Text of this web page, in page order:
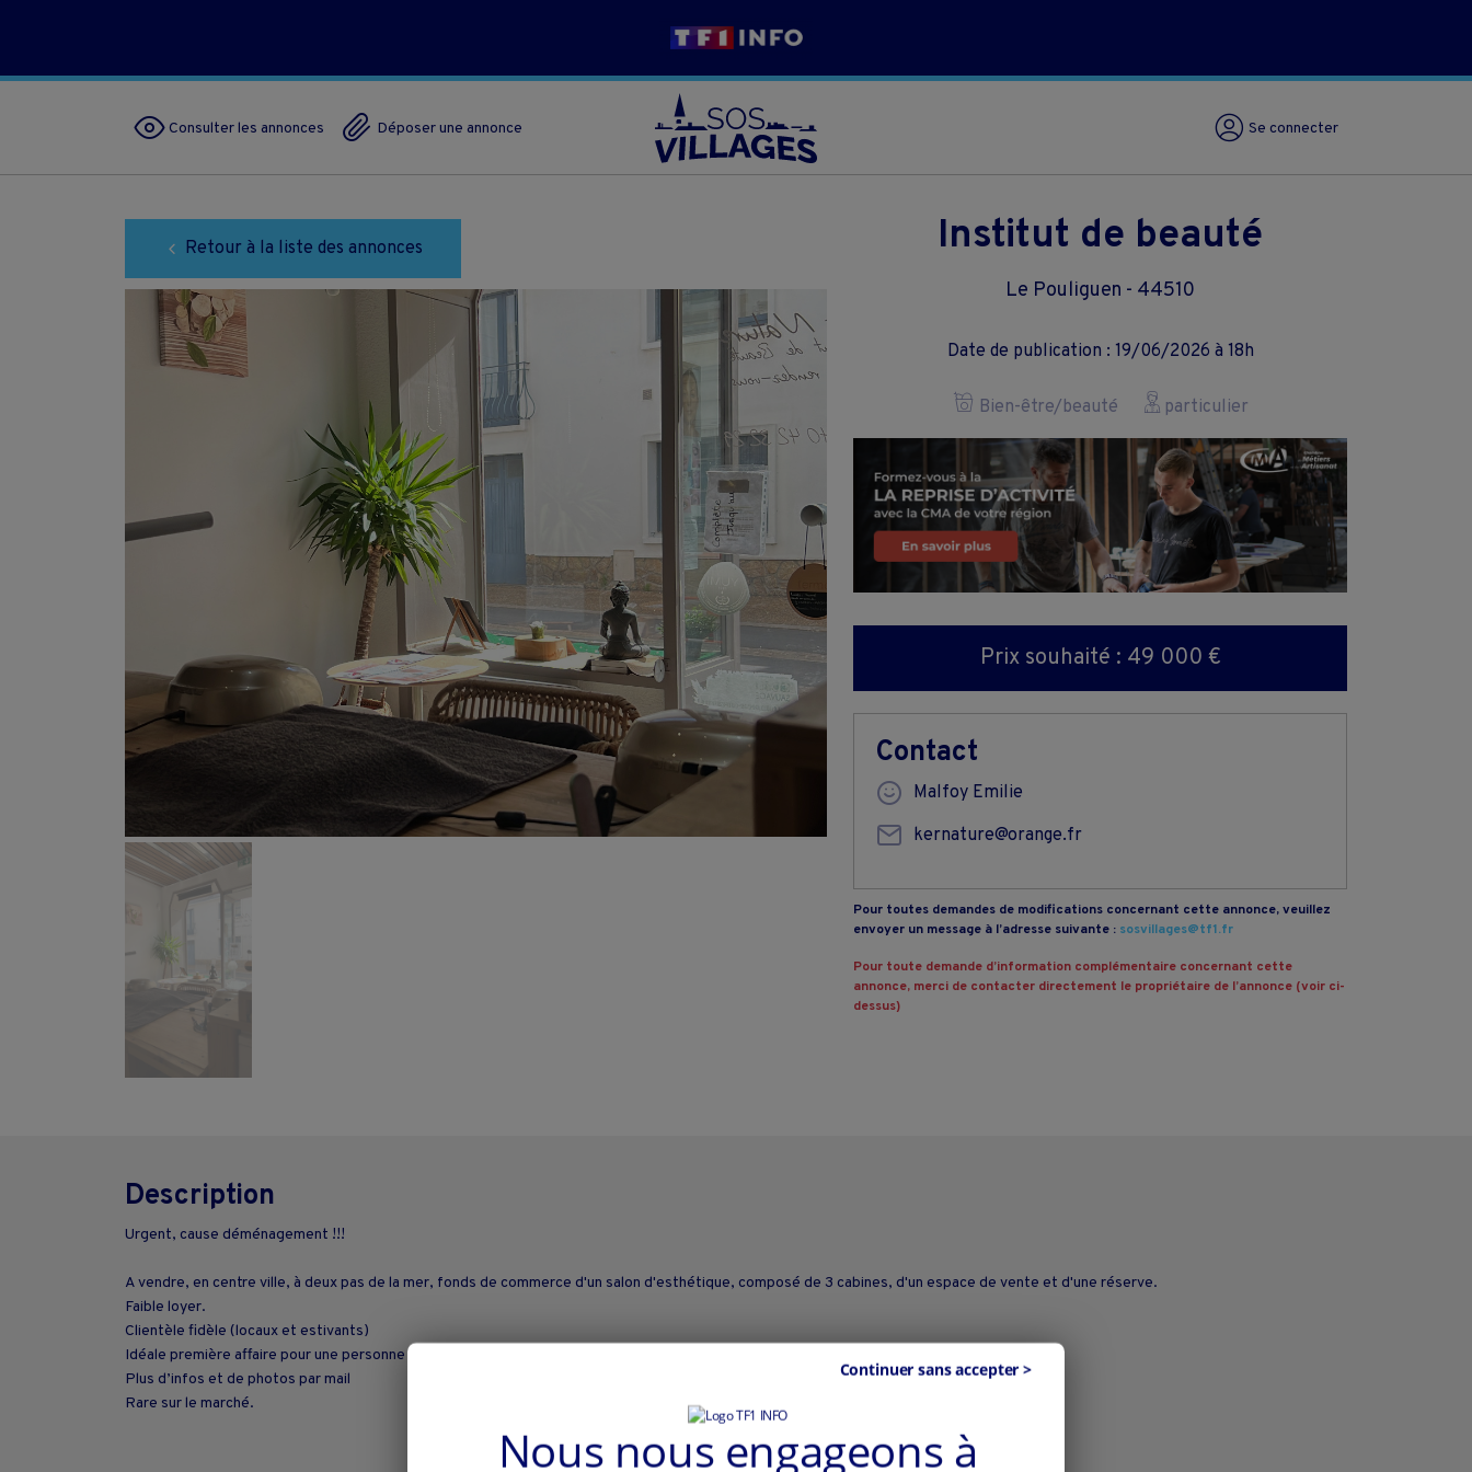
Consulter les annonces Déposer une annonce Se connecter
Retour à la liste des annonces Institut de beauté
Le Pouliguen - 44510
Date de publication : 19/06/2026 à 18h
Bien-être/beauté particulier
Prix souhaité : 49 000 €
Contact
Malfoy Emilie
kernature@orange.fr
Pour toutes demandes de modifications concernant cette annonce, veuillez
envoyer un message à l’adresse suivante : sosvillages@tf1.fr
Pour toute demande d’information complémentaire concernant cette
annonce, merci de contacter directement le propriétaire de l’annonce (voir ci-
dessus)
Description
Urgent, cause déménagement !!!
A vendre, en centre ville, à deux pas de la mer, fonds de commerce d'un salon d'esthétique, composé de 3 cabines, d'un espace de vente et d'une réserve.
Faible loyer.
Clientèle fidèle (locaux et estivants)
Idéale première affaire pour une personne seule avec un renfort sur les mois d'été.
Plus d’infos et de photos par mail
Rare sur le marché.
Nous nous engageons à
Continuer sans accepter >